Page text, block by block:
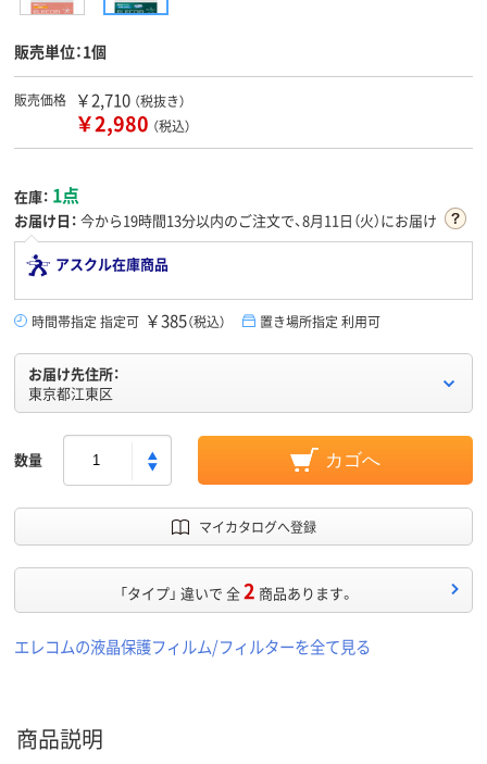
販売単位：1個
販売価格 ￥2,710 （税抜き）
￥2,980 （税込）
在庫： 1点
お届け日： 今から19時間13分以内のご注文で、8月11日（火）にお届け
アスクル在庫商品
時間帯指定 指定可 ￥385（税込） 置き場所指定 利用可
お届け先住所：
東京都江東区
数量 カゴへ
マイカタログへ登録
「タイプ」 違いで 全2 商品あります。
エレコムの液晶保護フィルム/フィルターを全て見る
商品説明